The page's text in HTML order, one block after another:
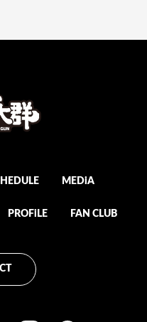
MEDiA
PROFiLE FAN CLUB